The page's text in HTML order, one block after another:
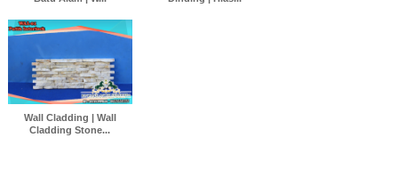
Wall Cladding | Wall
Cladding Stone...